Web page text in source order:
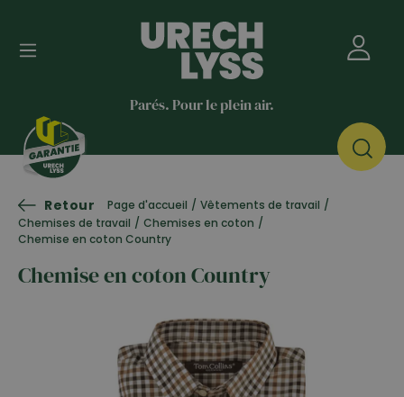
Parés. Pour le plein air.
Retour Page d'accueil / Vêtements de travail /
Chemises de travail / Chemises en coton /
Chemise en coton Country
Chemise en coton Country